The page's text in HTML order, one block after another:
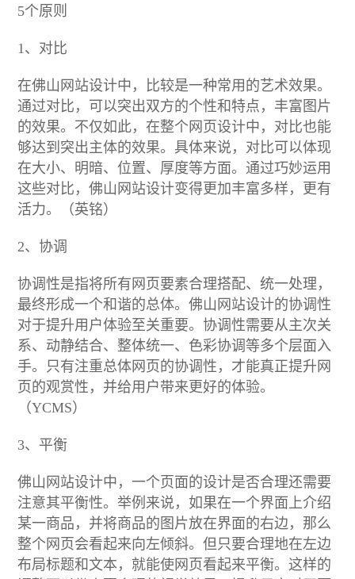
5个原则
1、对比
在佛山网站设计中，比较是一种常用的艺术效果。
通过对比，可以突出双方的个性和特点，丰富图片
的效果。不仅如此，在整个网页设计中，对比也能
够达到突出主体的效果。具体来说，对比可以体现
在大小、明暗、位置、厚度等方面。通过巧妙运用
这些对比，佛山网站设计变得更加丰富多样，更有
活力。（英铭）
2、协调
协调性是指将所有网页要素合理搭配、统一处理，
最终形成一个和谐的总体。佛山网站设计的协调性
对于提升用户体验至关重要。协调性需要从主次关
系、动静结合、整体统一、色彩协调等多个层面入
手。只有注重总体网页的协调性，才能真正提升网
页的观赏性，并给用户带来更好的体验。
（YCMS）
3、平衡
佛山网站设计中，一个页面的设计是否合理还需要
注意其平衡性。举例来说，如果在一个界面上介绍
某一商品，并将商品的图片放在界面的右边，那么
整个网页会看起来向左倾斜。但只要合理地在左边
布局标题和文本，就能使网页看起来平衡。这样的